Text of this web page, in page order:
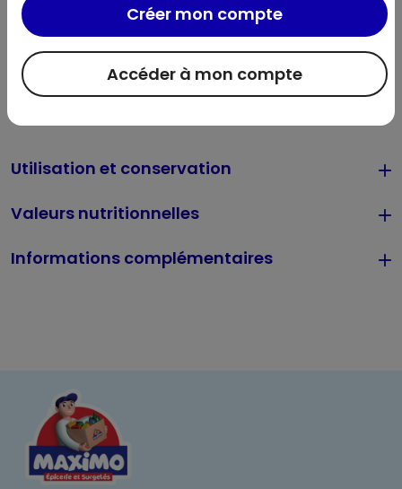
Utilisation et conservation
Ingrédients : huile de colza, eau, vinaigre de vin blanc,
moutarde de Dijon (eau, graines de MOUTARDE, vinaigre
d'alcool, sel), jaune d'OEUF de poules élevées en plein air
origine France 5,1%, sel, sucre, arômes, épaississant :
gomme xanthane, colorants : lutéine et extrait de paprika.
Allergènes :
Valeurs nutritionnelles
Informations complémentaires
Accéder à mon compte
Créer mon compte